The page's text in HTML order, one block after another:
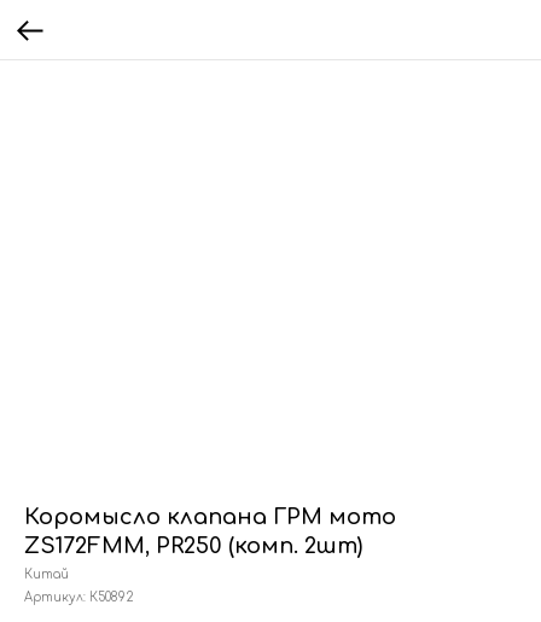
Коромысло клапана ГРМ мото
ZS172FMM, PR250 (комп. 2шт)
Китай
Артикул: К50892